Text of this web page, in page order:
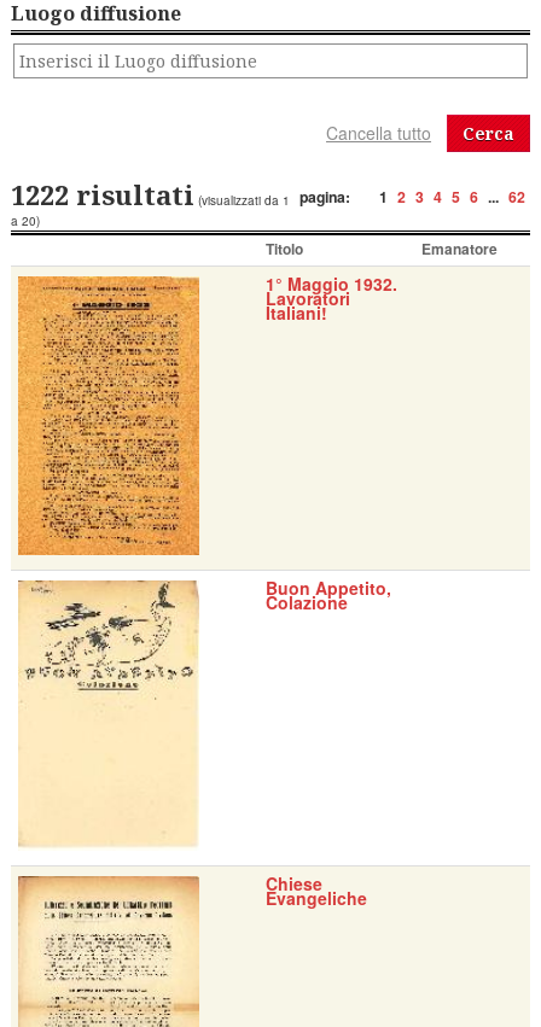
Luogo diffusione
Cerca
pagina: 1 2 3 4 5 6 ... 62
1222 risultati (visualizzati da 1
a 20)
Titolo Emanatore
1° Maggio 1932.
Lavoratori
Italiani!
Buon Appetito,
Colazione
Chiese
Evangeliche